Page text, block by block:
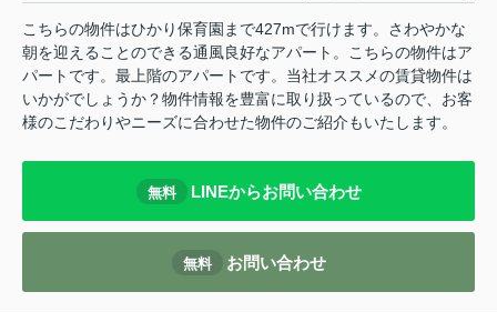
こちらの物件はひかり保育園まで427mで行けます。さわやかな
朝を迎えることのできる通風良好なアパート。こちらの物件はア
パートです。最上階のアパートです。当社オススメの賃貸物件は
いかがでしょうか？物件情報を豊富に取り扱っているので、お客
様のこだわりやニーズに合わせた物件のご紹介もいたします。
無料 LINEからお問い合わせ
無料 お問い合わせ